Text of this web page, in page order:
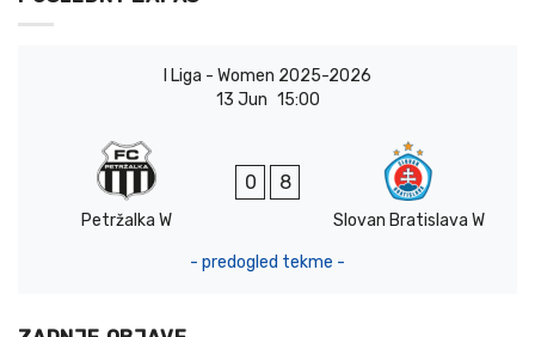
I Liga - Women 2025-2026
13 Jun 15:00
Petržalka W
0 8
Slovan Bratislava W
- predogled tekme -